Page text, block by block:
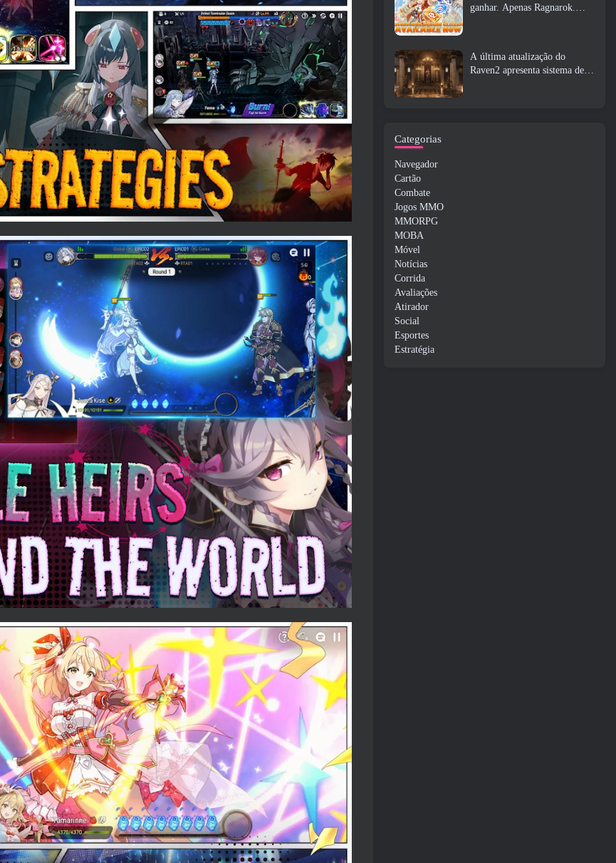
ganhar. Apenas Ragnarok.
A última atualização do
Raven2 apresenta sistema de
Categorias
Navegador
Cartão
Combate
Jogos MMO
MMORPG
MOBA
Móvel
Notícias
Corrida
Avaliações
Atirador
Social
Esportes
Estratégia